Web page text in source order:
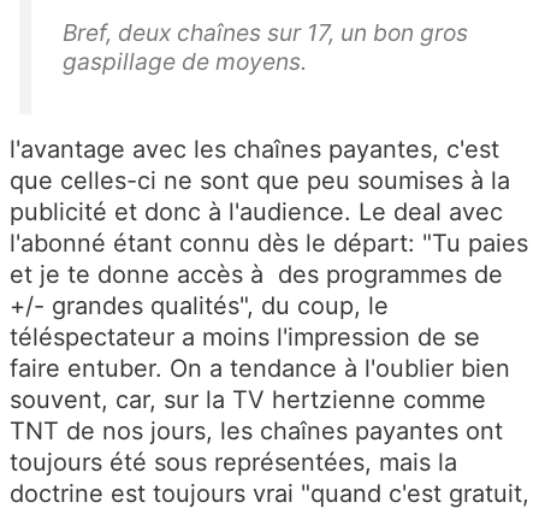
Bref, deux chaînes sur 17, un bon gros
gaspillage de moyens.
l'avantage avec les chaînes payantes, c'est
que celles-ci ne sont que peu soumises à la
publicité et donc à l'audience. Le deal avec
l'abonné étant connu dès le départ: "Tu paies
et je te donne accès à des programmes de
+/- grandes qualités", du coup, le
téléspectateur a moins l'impression de se
faire entuber. On a tendance à l'oublier bien
souvent, car, sur la TV hertzienne comme
TNT de nos jours, les chaînes payantes ont
toujours été sous représentées, mais la
doctrine est toujours vrai "quand c'est gratuit,